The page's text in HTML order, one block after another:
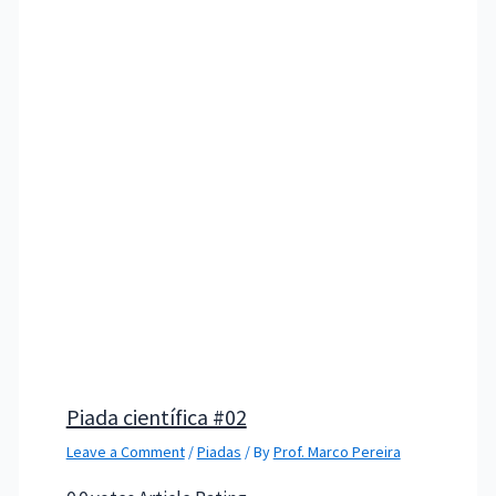
Piada científica #02
Leave a Comment /Piadas / ByProf. Marco Pereira